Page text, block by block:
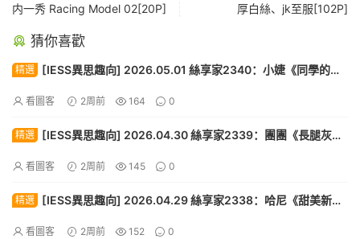
内一秀 Racing Model 02[20P]
厚白絲、jk至服[102P]
猜你喜歡
精選
[IESS異思趣向] 2026.05.01 絲享家2340：小婕《同學的解
看圖客 2周前 164 0
精選
[IESS異思趣向] 2026.04.30 絲享家2339：團團《長腿灰絲
看圖客 2周前 145 0
精選
[IESS異思趣向] 2026.04.29 絲享家2338：哈尼《甜美新
看圖客 2周前 152 0